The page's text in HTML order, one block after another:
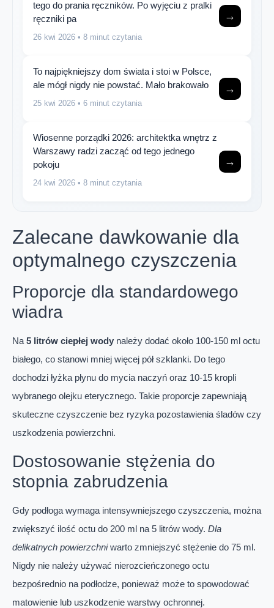
tego do prania ręczników. Po wyjęciu z pralki
ręczniki pa
26 kwi 2026 • 8 minut czytania
→
To najpiękniejszy dom świata i stoi w Polsce,
ale mógł nigdy nie powstać. Mało brakowało
25 kwi 2026 • 6 minut czytania
→
Wiosenne porządki 2026: architektka wnętrz z
Warszawy radzi zacząć od tego jednego
pokoju
24 kwi 2026 • 8 minut czytania
→
Zalecane dawkowanie dla
optymalnego czyszczenia
Proporcje dla standardowego
wiadra
Na5 litrów ciepłej wody należy dodać około 100-150 ml octu
białego, co stanowi mniej więcej pół szklanki. Do tego
dochodzi łyżka płynu do mycia naczyń oraz 10-15 kropli
wybranego olejku eterycznego. Takie proporcje zapewniają
skuteczne czyszczenie bez ryzyka pozostawienia śladów czy
uszkodzenia powierzchni.
Dostosowanie stężenia do
stopnia zabrudzenia
Gdy podłoga wymaga intensywniejszego czyszczenia, można
zwiększyć ilość octu do 200 ml na 5 litrów wody. Dla
delikatnych powierzchniwarto zmniejszyć stężenie do 75 ml.
Nigdy nie należy używać nierozcieńczonego octu
bezpośrednio na podłodze, ponieważ może to spowodować
matowienie lub uszkodzenie warstwy ochronnej.